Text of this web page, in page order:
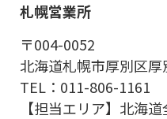
札幌営業所
〒004-0052
北海道札幌市厚別区
TEL：011-806-1161
【担当エリア】北海